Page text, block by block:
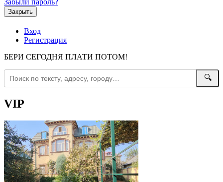
Забыли пароль?
Закрыть
Вход
Регистрация
БЕРИ СЕГОДНЯ ПЛАТИ ПОТОМ!
🔍
VIP